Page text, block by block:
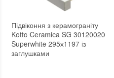
Підвіконня з керамограніту
Kotto Ceramica SG 30120020
Superwhite 295х1197 із
заглушками